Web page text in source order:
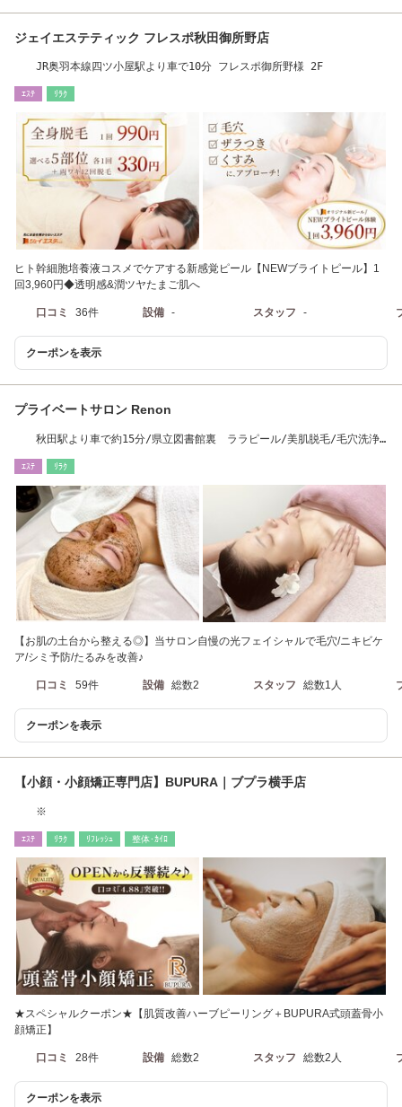
ジェイエステティック フレスポ秋田御所野店
JR奥羽本線四ツ小屋駅より車で10分 フレスポ御所野様 2F
ｴｽﾃ ﾘﾗｸ
ヒト幹細胞培養液コスメでケアする新感覚ピール【NEWブライトピール】1
回3,960円◆透明感&潤ツヤたまご肌へ
口コミ 36件 設備 - スタッフ -
クーポンを表示
プライベートサロン Renon
秋田駅より車で約15分/県立図書館裏 ララピール/美肌脱毛/毛穴洗浄/
ｴｽﾃ ﾘﾗｸ
【お肌の土台から整える◎】当サロン自慢の光フェイシャルで毛穴/ニキビケ
ア/シミ予防/たるみを改善♪
口コミ 59件 設備 総数2 スタッフ 総数1人
クーポンを表示
【小顔・小顔矯正専門店】BUPURA｜ブプラ横手店
※
ｴｽﾃ ﾘﾗｸ ﾘﾌﾚｯｼｭ 整体･ｶｲﾛ
★スペシャルクーポン★【肌質改善ハーブピーリング＋BUPURA式頭蓋骨小
顔矯正】
口コミ 28件 設備 総数2 スタッフ 総数2人
クーポンを表示